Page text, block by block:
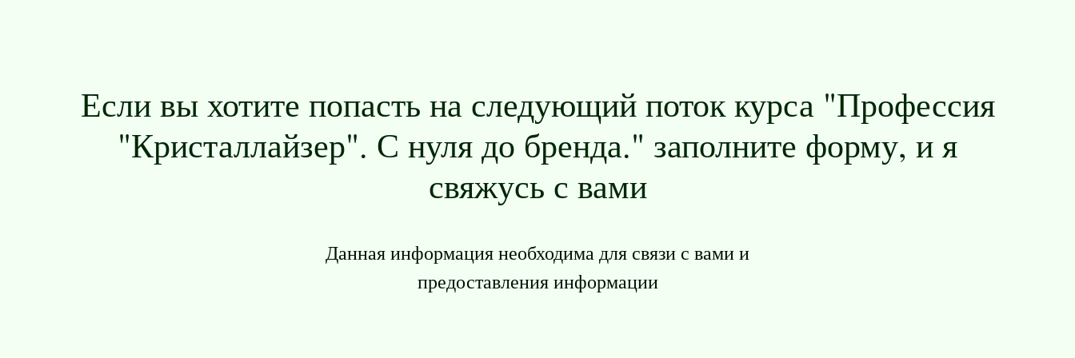
Если вы хотите попасть на следующий поток курса "Профессия
"Кристаллайзер". С нуля до бренда." заполните форму, и я
свяжусь с вами
Данная информация необходима для связи с вами и
предоставления информации